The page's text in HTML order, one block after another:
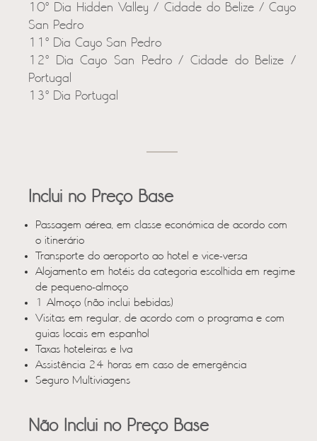
10º Dia Hidden Valley / Cidade do Belize / Cayo
San Pedro
11º Dia Cayo San Pedro
12º Dia Cayo San Pedro / Cidade do Belize /
Portugal
13º Dia Portugal
Inclui no Preço Base
Passagem aérea, em classe económica de acordo com
o itinerário
Transporte do aeroporto ao hotel e vice-versa
Alojamento em hotéis da categoria escolhida em regime
de pequeno-almoço
1 Almoço (não inclui bebidas)
Visitas em regular, de acordo com o programa e com
guias locais em espanhol
Taxas hoteleiras e Iva
Assistência 24 horas em caso de emergência
Seguro Multiviagens
Não Inclui no Preço Base